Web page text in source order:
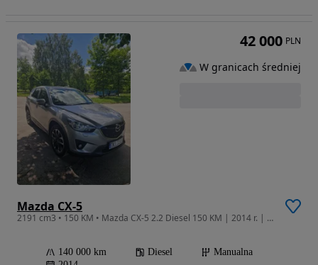
Mazda CX-5
2191 cm3 • 150 KM • Mazda CX-5 2.2 Diesel 150 KM | 2014 r. | 140 000 km
140 000 km Diesel
Manualna
42 000 PLN
W granicach średniej